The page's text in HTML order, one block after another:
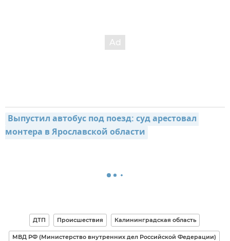
Выпустил автобус под поезд: суд арестовал
монтера в Ярославской области
ДТП Происшествия Калининградская область
МВД РФ (Министерство внутренних дел Российской Федерации)